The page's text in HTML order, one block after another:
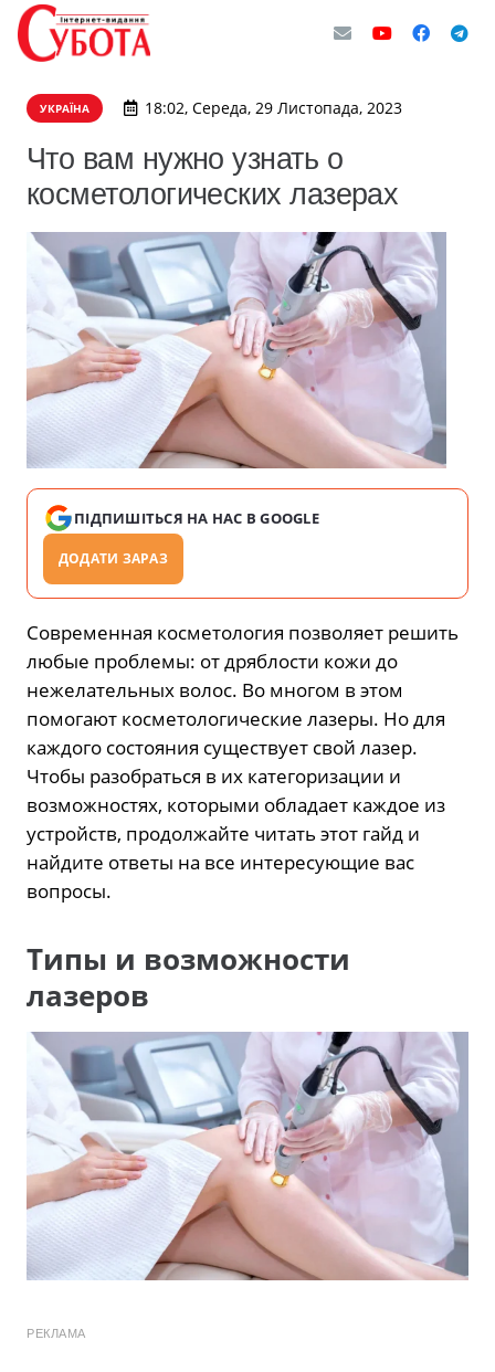
УКРАЇНА 18:02, Середа, 29 Листопада, 2023
Что вам нужно узнать о
косметологических лазерах
ПІДПИШІТЬСЯ НА НАС В GOOGLE
ДОДАТИ ЗАРАЗ
Современная косметология позволяет решить
любые проблемы: от дряблости кожи до
нежелательных волос. Во многом в этом
помогают косметологические лазеры. Но для
каждого состояния существует свой лазер.
Чтобы разобраться в их категоризации и
возможностях, которыми обладает каждое из
устройств, продолжайте читать этот гайд и
найдите ответы на все интересующие вас
вопросы.
Типы и возможности
лазеров
РЕКЛАМА